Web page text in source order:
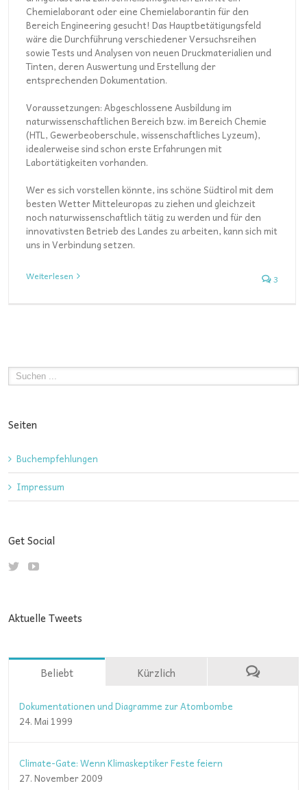
Chemielaborant oder eine Chemielaborantin für den
Bereich Engineering gesucht! Das Hauptbetätigungsfeld
wäre die Durchführung verschiedener Versuchsreihen
sowie Tests und Analysen von neuen Druckmaterialien und
Tinten, deren Auswertung und Erstellung der
entsprechenden Dokumentation.
Voraussetzungen: Abgeschlossene Ausbildung im
naturwissenschaftlichen Bereich bzw. im Bereich Chemie
(HTL, Gewerbeoberschule, wissenschaftliches Lyzeum),
idealerweise sind schon erste Erfahrungen mit
Labortätigkeiten vorhanden.
Wer es sich vorstellen könnte, ins schöne Südtirol mit dem
besten Wetter Mitteleuropas zu ziehen und gleichzeit
noch naturwissenschaftlich tätig zu werden und für den
innovativsten Betrieb des Landes zu arbeiten, kann sich mit
uns in Verbindung setzen.
Weiterlesen 3
Seiten
Buchempfehlungen
Impressum
Get Social
Aktuelle Tweets
Beliebt Kürzlich
Dokumentationen und Diagramme zur Atombombe
24. Mai 1999
Climate-Gate: Wenn Klimaskeptiker Feste feiern
27. November 2009